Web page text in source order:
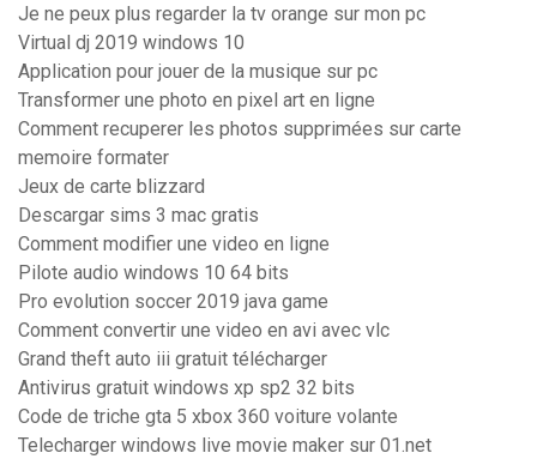
Je ne peux plus regarder la tv orange sur mon pc
Virtual dj 2019 windows 10
Application pour jouer de la musique sur pc
Transformer une photo en pixel art en ligne
Comment recuperer les photos supprimées sur carte
memoire formater
Jeux de carte blizzard
Descargar sims 3 mac gratis
Comment modifier une video en ligne
Pilote audio windows 10 64 bits
Pro evolution soccer 2019 java game
Comment convertir une video en avi avec vlc
Grand theft auto iii gratuit télécharger
Antivirus gratuit windows xp sp2 32 bits
Code de triche gta 5 xbox 360 voiture volante
Telecharger windows live movie maker sur 01.net